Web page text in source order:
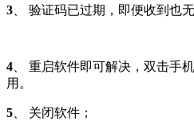
3 、 验证码已过期，即便收到也
4 、 重启软件即可解决，双击手
用。
5 、 关闭软件；